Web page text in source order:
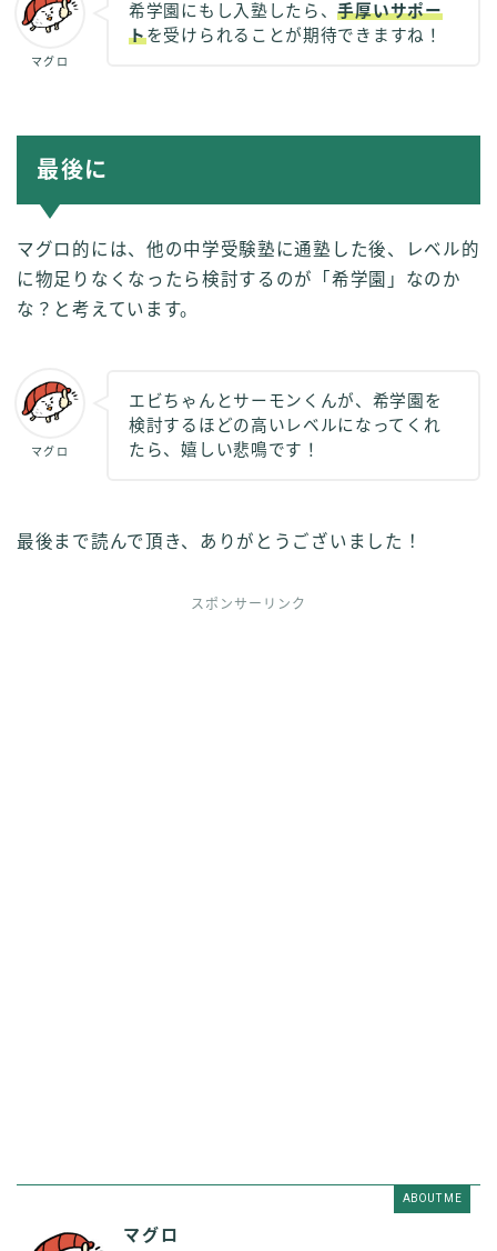
マグロ
希学園にもし入塾したら、手厚いサポー
トを受けられることが期待できますね！
最後に
マグロ的には、他の中学受験塾に通塾した後、レベル的
に物足りなくなったら検討するのが「希学園」なのか
な？と考えています。
マグロ
エビちゃんとサーモンくんが、希学園を
検討するほどの高いレベルになってくれ
たら、嬉しい悲鳴です！
最後まで読んで頂き、ありがとうございました！
スポンサーリンク
ABOUT ME
マグロ